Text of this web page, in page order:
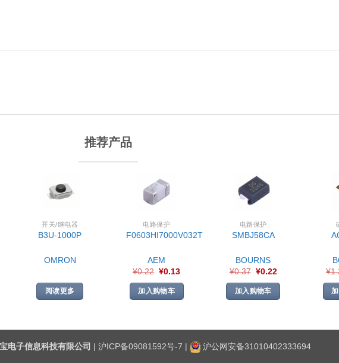
推荐产品
开关/继电器
B3U-1000P
OMRON
阅读更多
电路保护
F0603HI7000V032T
AEM
¥0.22 ¥0.13
加入购物车
电路保护
SMBJ58CA
BOURNS
¥0.37 ¥0.22
加入购物车
¥
宝电子信息科技有限公司 | 沪ICP备09081592号-7 | 沪公网安备31010402333694